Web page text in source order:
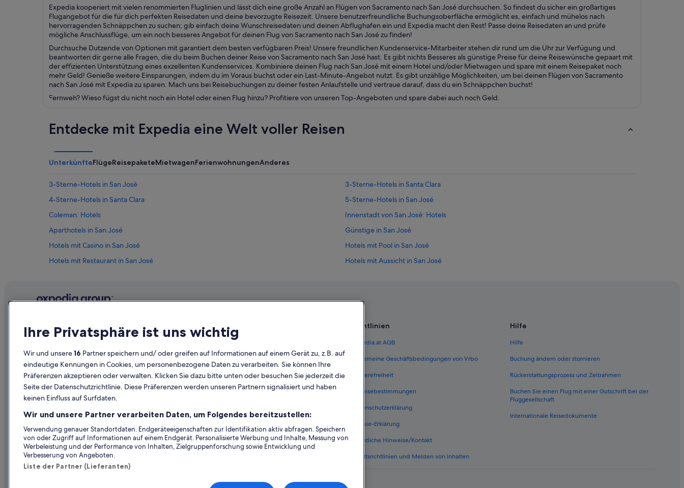
Expedia kooperiert mit vielen renommierten Fluglinien und lässt dich eine große Anzahl an Flügen von Sacramento nach San José durchsuchen. So findest du sicher ein großartiges
Flugangebot für die für dich perfekten Reisedaten und deine bevorzugte Reisezeit. Unsere benutzerfreundliche Buchungsoberfläche ermöglicht es, einfach und mühelos nach
hervorragenden Schnäppchen zu suchen; gib einfach deine Wunschreisedaten und deinen Abflughafen ein und Expedia macht den Rest! Passe deine Reisedaten an und prüfe
mögliche Anschlussflüge, um ein noch besseres Angebot für deinen Flug von Sacramento nach San José zu finden!
Durchsuche Dutzende von Optionen mit garantiert dem besten verfügbaren Preis! Unsere freundlichen Kundenservice-Mitarbeiter stehen dir rund um die Uhr zur Verfügung und
beantworten dir gerne alle Fragen, die du beim Buchen deiner Reise von Sacramento nach San José hast. Es gibt nichts Besseres als günstige Preise für deine Reisewünsche gepaart mit
der effizienten Unterstützung eines exzellenten Kundenservices. Kombiniere deinen Flug nach San José mit einem Hotel und/oder Mietwagen und spare mit einem Reisepaket noch
mehr Geld! Genieße weitere Einsparungen, indem du im Voraus buchst oder ein Last-Minute-Angebot nutzt. Es gibt unzählige Möglichkeiten, um bei deinen Flügen von Sacramento
nach San José mit Expedia zu sparen. Mach uns bei Reisebuchungen zu deiner festen Anlaufstelle und vertraue darauf, dass du ein Schnäppchen buchst!
Fernweh? Wieso fügst du nicht noch ein Hotel oder einen Flug hinzu? Profitiere von unseren Top-Angeboten und spare dabei auch noch Geld.
Entdecke mit Expedia eine Welt voller Reisen
UnterkünfteFlügeReisepaketeMietwagenFerienwohnungenAnderes
3-Sterne-Hotels in San José
3-Sterne-Hotels in Santa Clara
4-Sterne-Hotels in Santa Clara
5-Sterne-Hotels in San José
Coleman: Hotels
Innenstadt von San José: Hotels
Aparthotels in San José
Günstige in San José
Hotels mit Casino in San José
Hotels mit Pool in San José
Hotels mit Restaurant in San José
Hotels mit Aussicht in San José
Villen in San José
B&B in Santa Clara
Günstige in Santa Clara
La Quinta Inn & Suites Hotels in Santa Clara
Hotels nahe Station Tamien
Unternehmen
Unterkunft registrieren
Partnerschaften
Erkunden
Reiseführer Österreich
Ferienwohnungen Österreich
Städtereisen Österreich
Alle Unterkunftsarten
Richtlinien
Expedia.at AGB
Allgemeine Geschäftsbedingungen von Vrbo
Barrierefreiheit
Einreisebestimmungen
Datenschutzerklärung
Cookie-Erklärung
Rechtliche Hinweise/Kontakt
Inhaltsrichtlinien und Melden von Inhalten
Hilfe
Hilfe
Buchung ändern oder stornieren
Rückerstattungsprozess und Zeitrahmen
Buchen Sie einen Flug mit einer Gutschrift bei der
Fluggesellschaft
Internationale Reisedokumente
Ihre Privatsphäre ist uns wichtig
Wir und unsere16 Partner speichern und/ oder greifen auf Informationen auf einem Gerät zu, z.B. auf
eindeutige Kennungen in Cookies, um personenbezogene Daten zu verarbeiten. Sie können Ihre
Präferenzen akzeptieren oder verwalten. Klicken Sie dazu bitte unten oder besuchen Sie jederzeit die
Seite der Datenschutzrichtlinie. Diese Präferenzen werden unseren Partnern signalisiert und haben
keinen Einfluss auf Surfdaten.
Wir und unsere Partner verarbeiten Daten, um Folgendes bereitzustellen:
Verwendung genauer Standortdaten. Endgeräteeigenschaften zur Identifikation aktiv abfragen. Speichern
von oder Zugriff auf Informationen auf einem Endgerät. Personalisierte Werbung und Inhalte, Messung von
Werbeleistung und der Performance von Inhalten, Zielgruppenforschung sowie Entwicklung und
Verbesserung von Angeboten.
Liste der Partner (Lieferanten)